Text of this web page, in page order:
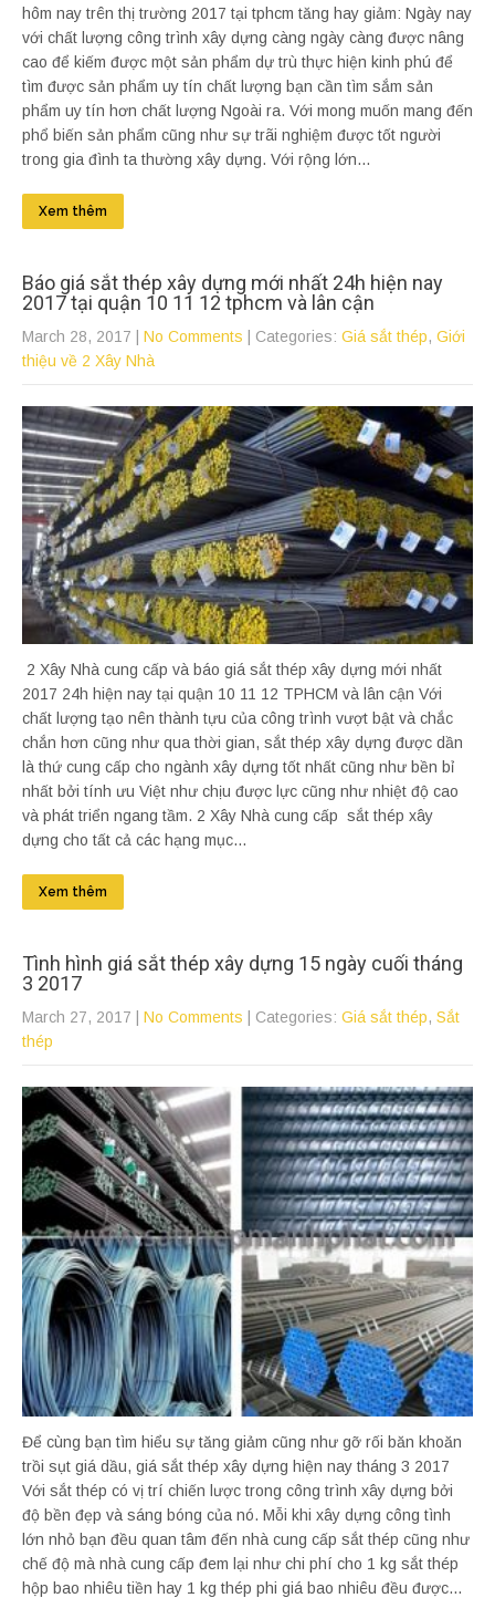
hôm nay trên thị trường 2017 tại tphcm tăng hay giảm: Ngày nay
với chất lượng công trình xây dựng càng ngày càng được nâng
cao để kiếm được một sản phẩm dự trù thực hiện kinh phú để
tìm được sản phẩm uy tín chất lượng bạn cần tìm sắm sản
phẩm uy tín hơn chất lượng Ngoài ra. Với mong muốn mang đến
phổ biến sản phẩm cũng như sự trãi nghiệm được tốt người
trong gia đình ta thường xây dựng. Với rộng lớn...
Xem thêm
Báo giá sắt thép xây dựng mới nhất 24h hiện nay
2017 tại quận 10 11 12 tphcm và lân cận
March 28, 2017 No Comments | Categories: Giá sắt thép, Giới
thiệu về 2 Xây Nhà
2 Xây Nhà cung cấp và báo giá sắt thép xây dựng mới nhất
2017 24h hiện nay tại quận 10 11 12 TPHCM và lân cận Với
chất lượng tạo nên thành tựu của công trình vượt bật và chắc
chắn hơn cũng như qua thời gian, sắt thép xây dựng được dần
là thứ cung cấp cho ngành xây dựng tốt nhất cũng như bền bỉ
nhất bởi tính ưu Việt như chịu được lực cũng như nhiệt độ cao
và phát triển ngang tầm. 2 Xây Nhà cung cấp sắt thép xây
dựng cho tất cả các hạng mục...
Xem thêm
Tình hình giá sắt thép xây dựng 15 ngày cuối tháng
3 2017
March 27, 2017 No Comments | Categories: Giá sắt thép, Sắt
thép
Để cùng bạn tìm hiểu sự tăng giảm cũng như gỡ rối băn khoăn
trồi sụt giá dầu, giá sắt thép xây dựng hiện nay tháng 3 2017
Với sắt thép có vị trí chiến lược trong công trình xây dựng bởi
độ bền đẹp và sáng bóng của nó. Mỗi khi xây dựng công tình
lớn nhỏ bạn đều quan tâm đến nhà cung cấp sắt thép cũng như
chế độ mà nhà cung cấp đem lại như chi phí cho 1 kg sắt thép
hộp bao nhiêu tiền hay 1 kg thép phi giá bao nhiêu đều được...